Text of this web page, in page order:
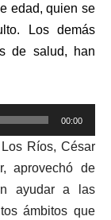
edad, quien se
Los demás
de salud, han
00:00
Ríos, César
aprovechó de
ayudar a las
ámbitos que